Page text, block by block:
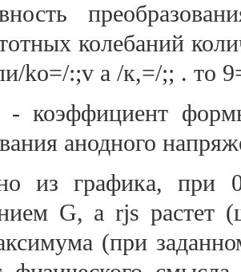
колебаний
ko=/:;v а /к,=/;; . то
- коэффициент
анодного
из графика, при
G, а rjs растет
(при